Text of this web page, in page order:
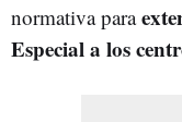
normativa para
Especial a los